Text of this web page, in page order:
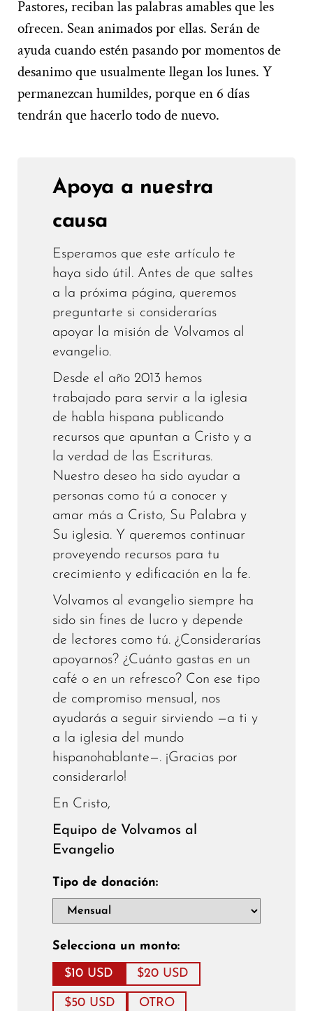
Pastores, reciban las palabras amables que les
ofrecen. Sean animados por ellas. Serán de
ayuda cuando estén pasando por momentos de
desanimo que usualmente llegan los lunes. Y
permanezcan humildes, porque en 6 días
tendrán que hacerlo todo de nuevo.
Apoya a nuestra
causa
Esperamos que este artículo te
haya sido útil. Antes de que saltes
a la próxima página, queremos
preguntarte si considerarías
apoyar la misión de Volvamos al
evangelio.
Desde el año 2013 hemos
trabajado para servir a la iglesia
de habla hispana publicando
recursos que apuntan a Cristo y a
la verdad de las Escrituras.
Nuestro deseo ha sido ayudar a
personas como tú a conocer y
amar más a Cristo, Su Palabra y
Su iglesia. Y queremos continuar
proveyendo recursos para tu
crecimiento y edificación en la fe.
Volvamos al evangelio siempre ha
sido sin fines de lucro y depende
de lectores como tú. ¿Considerarías
apoyarnos? ¿Cuánto gastas en un
café o en un refresco? Con ese tipo
de compromiso mensual, nos
ayudarás a seguir sirviendo —a ti y
a la iglesia del mundo
hispanohablante—. ¡Gracias por
considerarlo!
En Cristo,
Equipo de Volvamos al
Evangelio
Tipo de donación:
Selecciona un monto:
$10 USD $20 USD
$50 USD OTRO